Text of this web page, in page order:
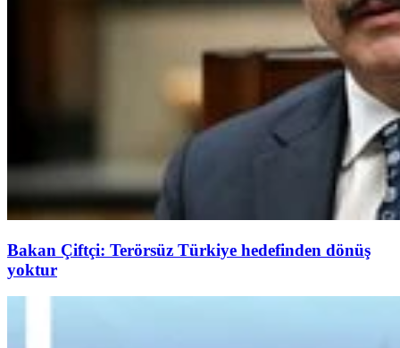
Bakan Çiftçi: Terörsüz Türkiye hedefinden dönüş
yoktur